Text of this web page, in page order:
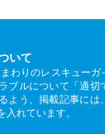
いて
わりのレスキューガ
ブルについて「適切
よう、掲載記事には
入れています。